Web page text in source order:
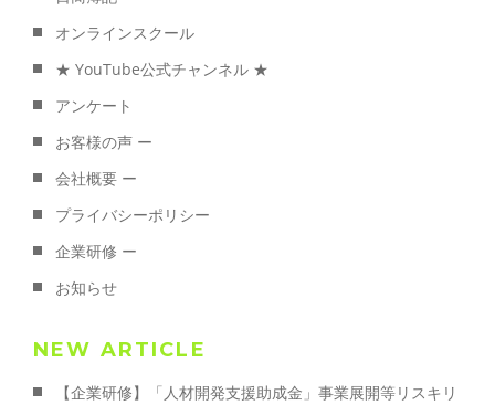
オンラインスクール
★ YouTube公式チャンネル ★
アンケート
お客様の声 ー
会社概要 ー
プライバシーポリシー
企業研修 ー
お知らせ
NEW ARTICLE
【企業研修】「人材開発支援助成金」事業展開等リスキリ